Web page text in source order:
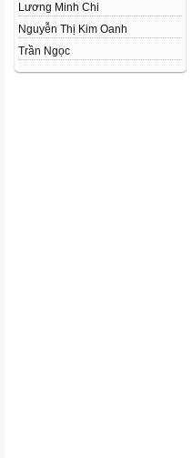
Lương Minh Chi
Nguyễn Thị Kim Oanh
Trần Ngọc